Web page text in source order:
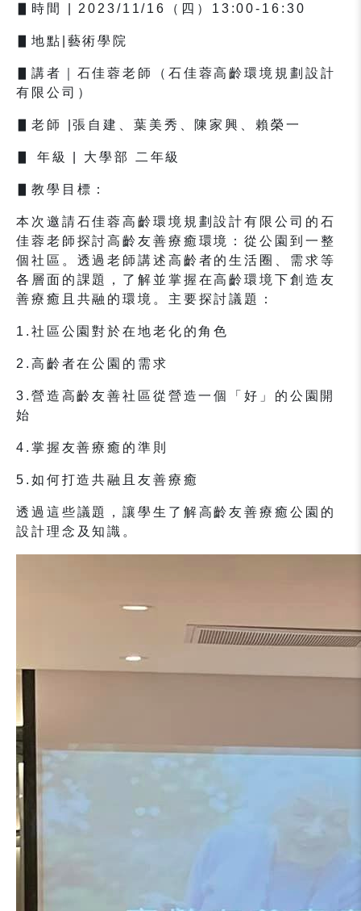
時間 | 2023/11/16 （四） 13:00-16:30
地點 藝術學院
講者｜石佳蓉老師（石佳蓉高齡環境規劃設計
有限公司）
老師 |張自建、葉美秀、陳家興、賴榮一
年級 大學部 二年級
教學目標：
本次邀請石佳蓉高齡環境規劃設計有限公司的石
佳蓉老師探討高齡友善療癒環境：從公園到一整
個社區。透過老師講述高齡者的生活圈、需求等
各層面的課題，了解並掌握在高齡環境下創造友
善療癒且共融的環境。主要探討議題：
1. 社區公園對於在地老化的角色
2. 高齡者在公園的需求
3. 營造高齡友善社區從營造一個「好」的公園開
始
4. 掌握友善療癒的準則
5. 如何打造共融且友善療癒
透過這些議題，讓學生了解高齡友善療癒公園的
設計理念及知識。